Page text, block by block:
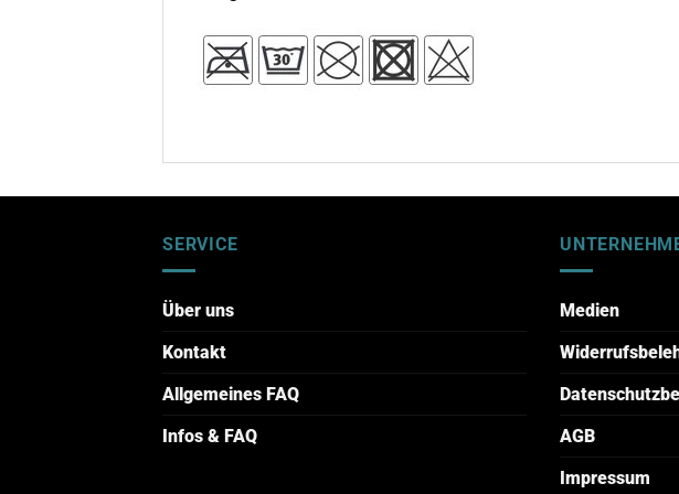
SERVICE
Über uns
Kontakt
Allgemeines FAQ
Infos & FAQ
Medien
AGB
Impressum